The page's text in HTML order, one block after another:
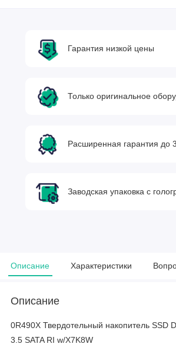
Гарантия низкой цены
Только оригинальное
Расширенная гарантия до
Заводская упаковка с
Описание Характеристики
Описание
0R490X Твердотельный накопитель SSD
3.5 SATA RI w/X7K8W